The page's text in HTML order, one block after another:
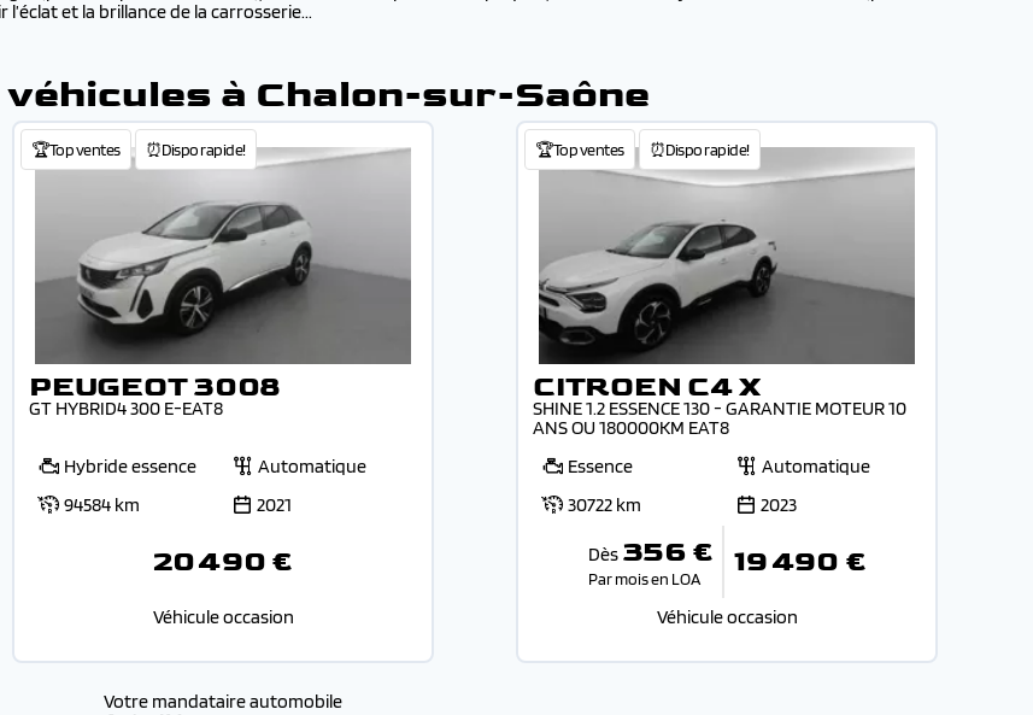
et la brillance de la carrosserie...
véhicules à Chalon-sur-Saône
🏆Top ventes ⏰Dispo rapide!
PEUGEOT 3008
GT HYBRID4 300 E-EAT8
Hybride essence
Automatique
94584 km
2021
20 490 €
Véhicule occasion
🏆Top ventes ⏰Dispo rapide!
CITROEN C4 X
SHINE 1.2 ESSENCE 130 - GARANTIE MOTEUR 10
ANS OU 180000KM EAT8
Essence
Automatique
30722 km
2023
Dès 356 €
Par mois en LOA 19 490 €
Véhicule occasion
Votre mandataire automobile